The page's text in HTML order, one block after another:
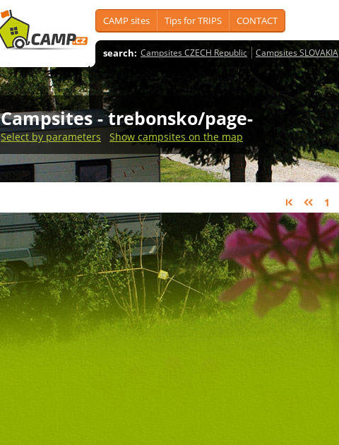
CAMP sites Tips for TRIPS CONTACT
search: Campsites CZECH Republic Campsites SLOVAKIA
Campsites - trebonsko/page-
Select by parameters Show campsites on the map
1